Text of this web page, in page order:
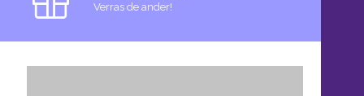
Verras de ander!